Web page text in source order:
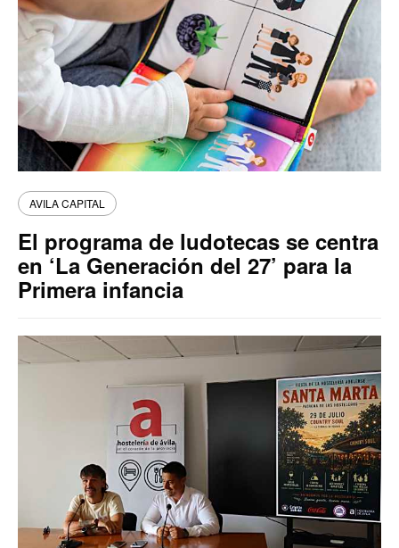
AVILA CAPITAL
El programa de ludotecas se centra
en ‘La Generación del 27’ para la
Primera infancia